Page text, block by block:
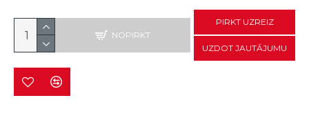
NOPIRKT
PIRKT UZREIZ
UZDOT JAUTĀJUMU